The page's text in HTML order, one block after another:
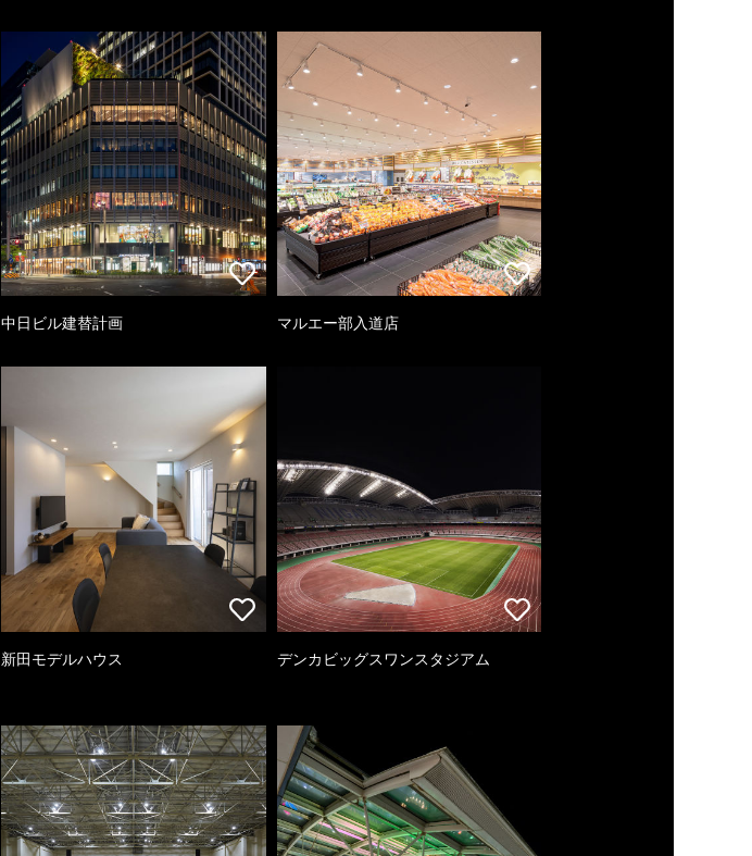
中日ビル建替計画 マルエー部入道店
新田モデルハウス デンカビッグスワンスタジアム